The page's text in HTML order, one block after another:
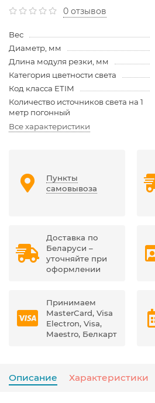
0 отзывов
Вес
Диаметр, мм
Длина модуля резки, мм
Категория цветности света
Код класса ETIM
Количество источников света на 1
метр погонный
Все характеристики
Пункты
самовывоза
Доставка по
Беларуси –
уточняйте при
оформлении
Принимаем
MasterCard, Visa
Electron, Visa,
Maestro, Белкарт
Описание Характеристики